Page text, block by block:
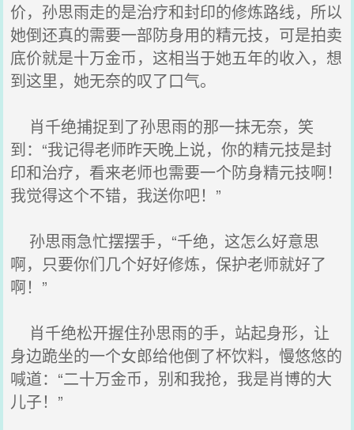
价，孙思雨走的是治疗和封印的修炼路线，所以
她倒还真的需要一部防身用的精元技，可是拍卖
底价就是十万金币，这相当于她五年的收入，想
到这里，她无奈的叹了口气。
肖千绝捕捉到了孙思雨的那一抹无奈，笑
到：“我记得老师昨天晚上说，你的精元技是封
印和治疗，看来老师也需要一个防身精元技啊！
我觉得这个不错，我送你吧！”
孙思雨急忙摆摆手，“千绝，这怎么好意思
啊，只要你们几个好好修炼，保护老师就好了
啊！”
肖千绝松开握住孙思雨的手，站起身形，让
身边跪坐的一个女郎给他倒了杯饮料，慢悠悠的
喊道：“二十万金币，别和我抢，我是肖博的大
儿子！”